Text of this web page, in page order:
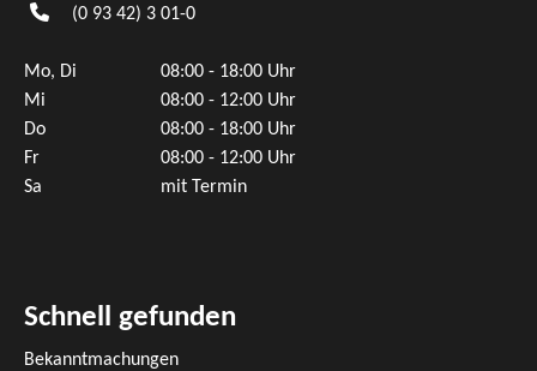
(0 93 42) 3 01-0
Mo, Di
08:00 - 18:00 Uhr
Mi
08:00 - 12:00 Uhr
Do
08:00 - 18:00 Uhr
Fr
08:00 - 12:00 Uhr
Sa
mit Termin
Schnell gefunden
Bekanntmachungen